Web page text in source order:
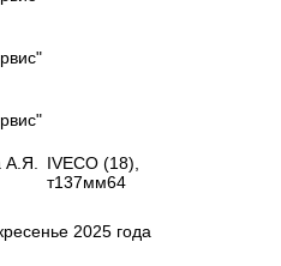
А.Я.
IVECO (18),
т137мм64
2025 года